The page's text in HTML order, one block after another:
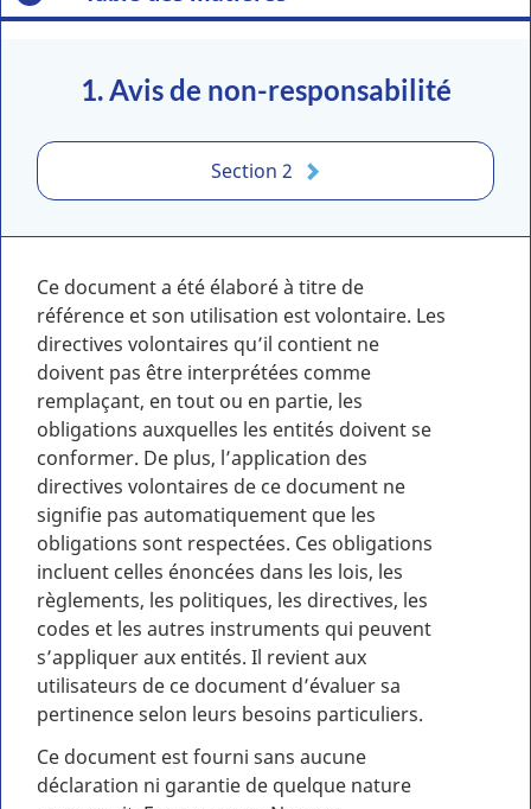
1. Avis de non-responsabilité
Section 2
Ce document a été élaboré à titre de
référence et son utilisation est volontaire. Les
directives volontaires qu’il contient ne
doivent pas être interprétées comme
remplaçant, en tout ou en partie, les
obligations auxquelles les entités doivent se
conformer. De plus, l’application des
directives volontaires de ce document ne
signifie pas automatiquement que les
obligations sont respectées. Ces obligations
incluent celles énoncées dans les lois, les
règlements, les politiques, les directives, les
codes et les autres instruments qui peuvent
s’appliquer aux entités. Il revient aux
utilisateurs de ce document d’évaluer sa
pertinence selon leurs besoins particuliers.
Ce document est fourni sans aucune
déclaration ni garantie de quelque nature